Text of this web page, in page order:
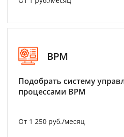
BPM
Подобрать систему
процессами BPM
От 1 250 руб./месяц